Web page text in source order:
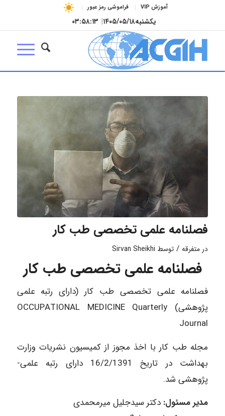
آموزش VIP فراموشی رمز عبور
یکشنبه۱۴۰۵/۰۵/۱۸| ۰۳:۵۸:۱۴
فصلنامه علمی تخصصی طب کار
در متفرقه / توسط Sirvan Sheikhi
فصلنامه علمی تخصصی طب کار
فصلنامه علمی تخصصی طب کار (دارای رتبه علمی
پژوهشی) OCCUPATIONAL MEDICINE Quarterly
Journal
مجله طب کار با اخذ مجوز از کمیسیون نشریات وزارت
بهداشت در تاریخ 16/2/1391 دارای رتبه علمی-
پژوهشی شد.
مدیر مسئول: دکتر سیدجلیل میرمحمدی